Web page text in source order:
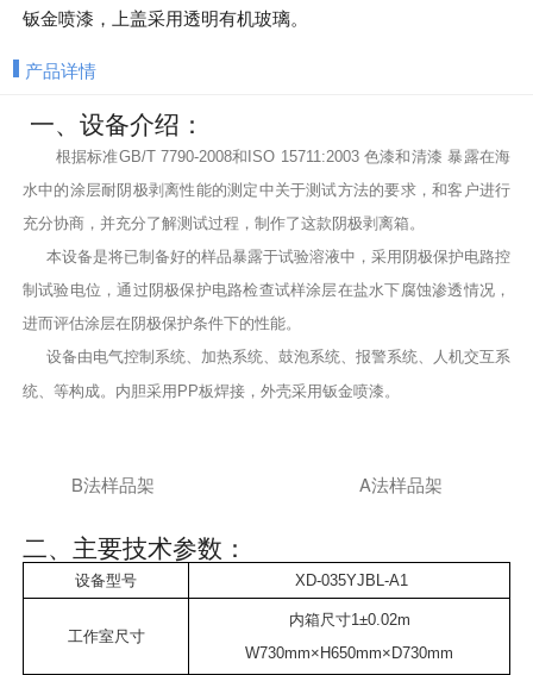
钣金喷漆，上盖采用透明有机玻璃。
产品详情
一、设备介绍：
根据标准GB/T 7790-2008和ISO 15711:2003 色漆和清漆 暴露在海
水中的涂层耐阴极剥离性能的测定中关于测试方法的要求，和客户进行
充分协商，并充分了解测试过程，制作了这款阴极剥离箱。
本设备是将已制备好的样品暴露于试验溶液中，采用阴极保护电路控
制试验电位，通过阴极保护电路检查试样涂层在盐水下腐蚀渗透情况，
进而评估涂层在阴极保护条件下的性能。
设备由电气控制系统、加热系统、鼓泡系统、报警系统、人机交互系
统、等构成。内胆采用PP板焊接，外壳采用钣金喷漆。
B法样品架 A法样品架
二、主要技术参数：
设备型号 XD-035YJBL-A1
工作室尺寸
内箱尺寸1±0.02m
W730mm×H650mm×D730mm